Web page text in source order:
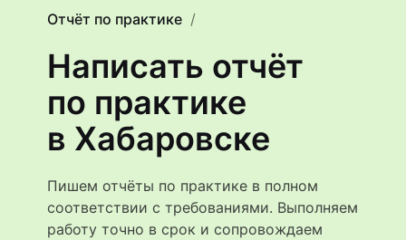
Отчёт по практике
Написать отчёт
по практике
в Хабаровске
Пишем отчёты по практике в полном
соответствии с требованиями. Выполняем
работу точно в срок и сопровождаем